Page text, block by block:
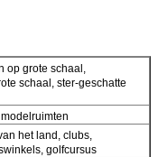
op grote schaal,
schaal, ster-geschatte
het land, clubs,
golfcursus